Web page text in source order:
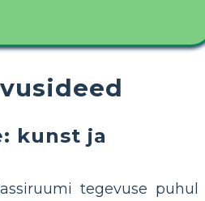
kunst ja
tegevuse puhul